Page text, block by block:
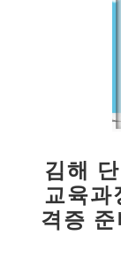
김해
교육
격증